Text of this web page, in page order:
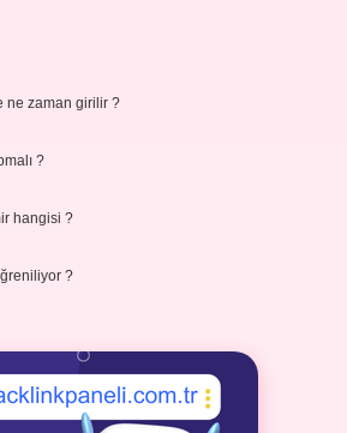
ne zaman girilir ?
?
hangisi ?
?